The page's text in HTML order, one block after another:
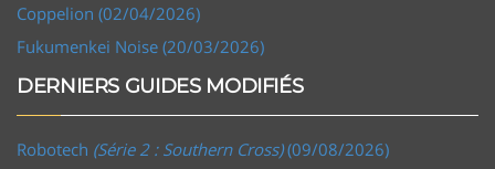
Coppelion (02/04/2026)
Fukumenkei Noise (20/03/2026)
DERNIERS GUIDES MODIFIÉS
Robotech (Série 2 : Southern Cross)(09/08/2026)